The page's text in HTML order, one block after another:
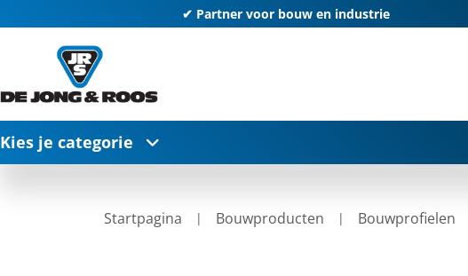
✔ Partner voor bouw en industrie
Kies je categorie
Startpagina Bouwproducten Bouwprofielen